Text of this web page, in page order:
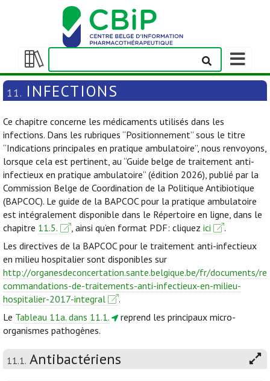
Afficher/masquer
la
table
matières
Afficher/
la
barre
navigation
11. INFECTIONS
Ce chapitre concerne les médicaments utilisés dans les
infections. Dans les rubriques “Positionnement” sous le titre
“Indications principales en pratique ambulatoire”, nous renvoyons,
lorsque cela est pertinent, au “Guide belge de traitement anti-
infectieux en pratique ambulatoire” (édition 2026), publié par la
Commission Belge de Coordination de la Politique Antibiotique
(BAPCOC). Le guide de la BAPCOC pour la pratique ambulatoire
est intégralement disponible dans le Répertoire en ligne, dans le
chapitre 11.5. , ainsi qu’en format PDF: cliquez ici
.
Les directives de la BAPCOC pour le traitement anti-infectieux
en milieu hospitalier sont disponibles sur
http://organesdeconcertation.sante.belgique.be/fr/documents/re
commandations-de-traitements-anti-infectieux-en-milieu-
hospitalier-2017-integral
.
Le Tableau 11a. dans 11.1.
reprend les principaux micro-
organismes pathogènes.
11.1. Antibactériens